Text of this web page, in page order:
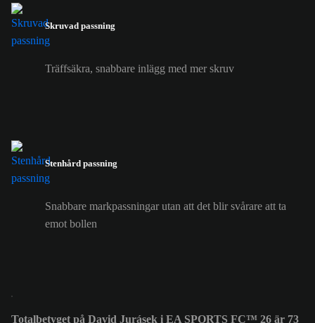
Skruvad passning
Träffsäkra, snabbare inlägg med mer skruv
Stenhård passning
Snabbare markpassningar utan att det blir svårare att ta
emot bollen
Totalbetyget på David Jurásek i EA SPORTS FC™ 26 är 73